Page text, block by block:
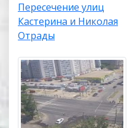
Пересечение улиц
Кастерина и Николая
Отрады